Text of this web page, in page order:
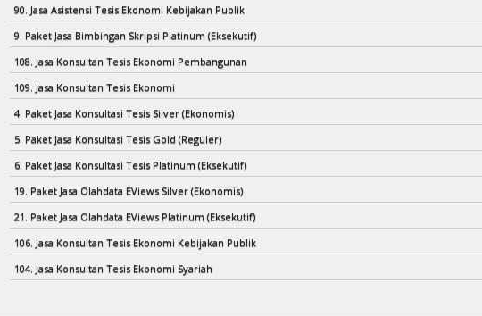
90. Jasa Asistensi Tesis Ekonomi Kebijakan Publik
9. Paket Jasa Bimbingan Skripsi Platinum (Eksekutif)
108. Jasa Konsultan Tesis Ekonomi Pembangunan
109. Jasa Konsultan Tesis Ekonomi
4. Paket Jasa Konsultasi Tesis Silver (Ekonomis)
5. Paket Jasa Konsultasi Tesis Gold (Reguler)
6. Paket Jasa Konsultasi Tesis Platinum (Eksekutif)
19. Paket Jasa Olahdata EViews Silver (Ekonomis)
21. Paket Jasa Olahdata EViews Platinum (Eksekutif)
106. Jasa Konsultan Tesis Ekonomi Kebijakan Publik
104. Jasa Konsultan Tesis Ekonomi Syariah